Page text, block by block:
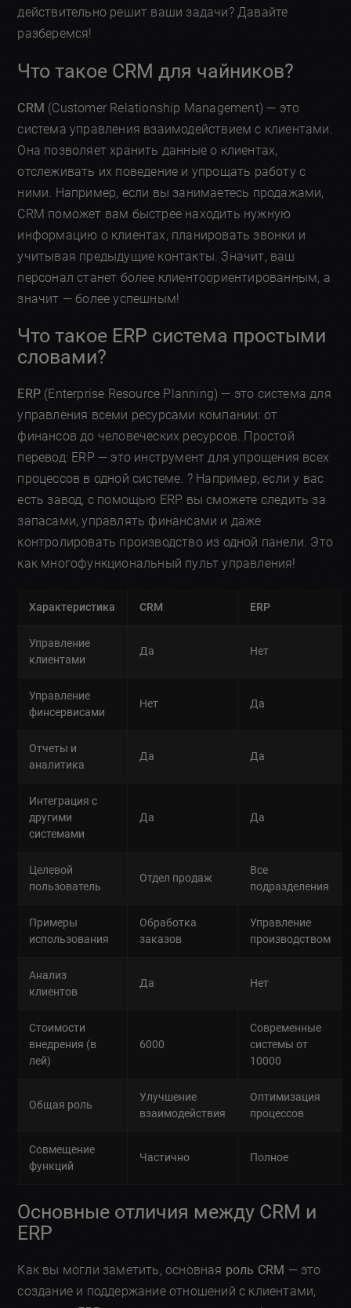
действительно решит ваши задачи? Давайте
разберемся!
Что такое CRM для чайников?
CRM (Customer Relationship Management) — это
система управления взаимодействием с клиентами.
Она позволяет хранить данные о клиентах,
отслеживать их поведение и упрощать работу с
ними. Например, если вы занимаетесь продажами,
CRM поможет вам быстрее находить нужную
информацию о клиентах, планировать звонки и
учитывая предыдущие контакты. Значит, ваш
персонал станет более клиентоориентированным, а
значит — более успешным!
Что такое ERP система простыми
словами?
ERP (Enterprise Resource Planning) — это система для
управления всеми ресурсами компании: от
финансов до человеческих ресурсов. Простой
перевод: ERP — это инструмент для упрощения всех
процессов в одной системе. ? Например, если у вас
есть завод, с помощью ERP вы сможете следить за
запасами, управлять финансами и даже
контролировать производство из одной панели. Это
как многофункциональный пульт управления!
Характеристика CRM ERP
Управление
клиентами
Да Нет
Управление
финсервисами
Нет Да
Отчеты и
аналитика
Да Да
Интеграция с
другими
системами
Да Да
Целевой
пользователь
Отдел продаж
Все
подразделения
Примеры
использования
Обработка
заказов
Управление
производством
Анализ
клиентов
Да Нет
Стоимости
внедрения (в
лей)
6000
Современные
системы от
10000
Общая роль
Улучшение
взаимодействия
Оптимизация
процессов
Совмещение
функций
Частично Полное
Основные отличия между CRM и
ERP
Как вы могли заметить, основная роль CRM — это
создание и поддержание отношений с клиентами,